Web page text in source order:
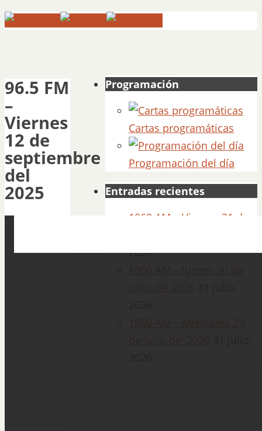
96.5 FM
–
Viernes
12 de
septiembre
del
2025
Programación
Cartas programáticas
Programación del día
Entradas recientes
1060 AM – Viernes 31 de
2026